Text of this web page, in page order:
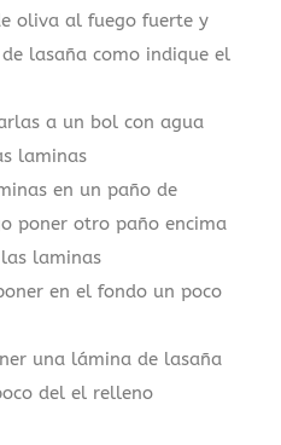
oliva al fuego fuerte y
lasaña como indique el
a un bol con agua
laminas
en un paño de
poner otro paño encima
laminas
en el fondo un poco
una lámina de lasaña
del el relleno